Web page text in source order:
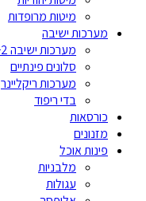
מיטות מרופדות
מערכות ישיבה
מערכות ישיבה 3+2
סלונים פינתיים
מערכות ריקליינר
בדי ריפוד
כורסאות
מזנונים
פינות אוכל
מלבניות
עגולות